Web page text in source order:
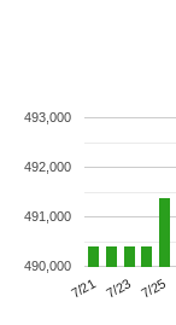
7/21 7/23 7/25
490,000
491,000
492,000
493,000